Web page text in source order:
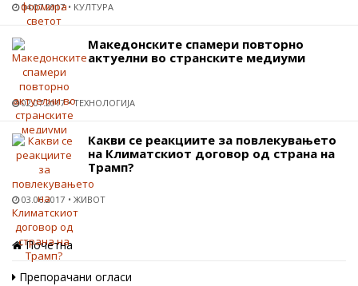
04.07.2017 КУЛТУРА
Македонските спамери повторно
актуелни во странските медиуми
02.07.2017 ТЕХНОЛОГИЈА
Какви се реакциите за повлекувањето
на Климатскиот договор од страна на
Трамп?
03.06.2017 ЖИВОТ
Почетна
Препорачани огласи